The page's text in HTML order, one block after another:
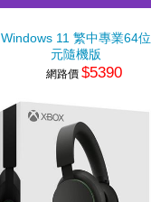
Windows 11 繁中專業64位
元隨機版
網路價 $5390